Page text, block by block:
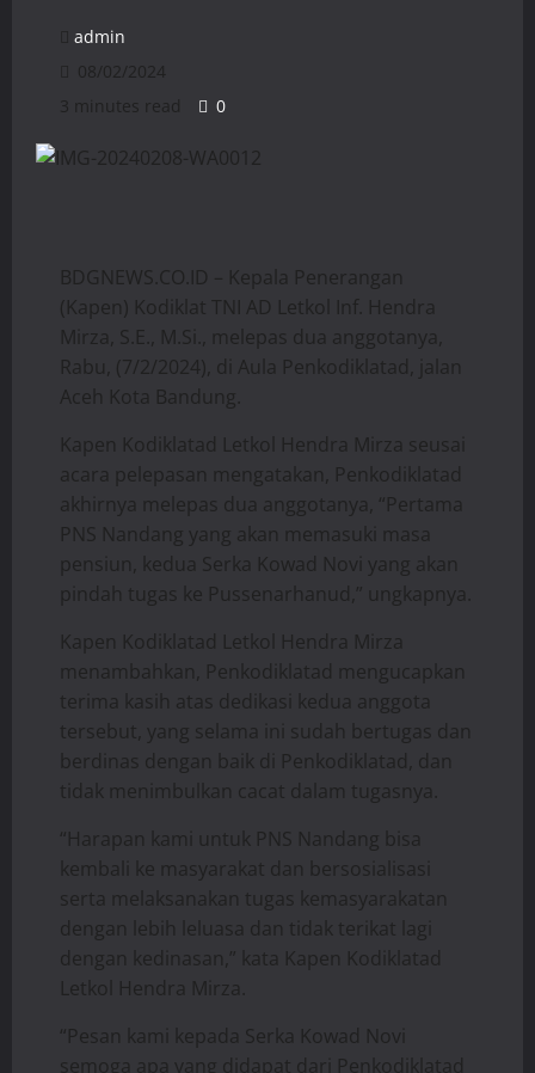
admin
08/02/2024
3 minutes read
0
BDGNEWS.CO.ID – Kepala Penerangan
(Kapen) Kodiklat TNI AD Letkol Inf. Hendra
Mirza, S.E., M.Si., melepas dua anggotanya,
Rabu, (7/2/2024), di Aula Penkodiklatad, jalan
Aceh Kota Bandung.
Kapen Kodiklatad Letkol Hendra Mirza seusai
acara pelepasan mengatakan, Penkodiklatad
akhirnya melepas dua anggotanya, “Pertama
PNS Nandang yang akan memasuki masa
pensiun, kedua Serka Kowad Novi yang akan
pindah tugas ke Pussenarhanud,” ungkapnya.
Kapen Kodiklatad Letkol Hendra Mirza
menambahkan, Penkodiklatad mengucapkan
terima kasih atas dedikasi kedua anggota
tersebut, yang selama ini sudah bertugas dan
berdinas dengan baik di Penkodiklatad, dan
tidak menimbulkan cacat dalam tugasnya.
“Harapan kami untuk PNS Nandang bisa
kembali ke masyarakat dan bersosialisasi
serta melaksanakan tugas kemasyarakatan
dengan lebih leluasa dan tidak terikat lagi
dengan kedinasan,” kata Kapen Kodiklatad
Letkol Hendra Mirza.
“Pesan kami kepada Serka Kowad Novi
semoga apa yang didapat dari Penkodiklatad